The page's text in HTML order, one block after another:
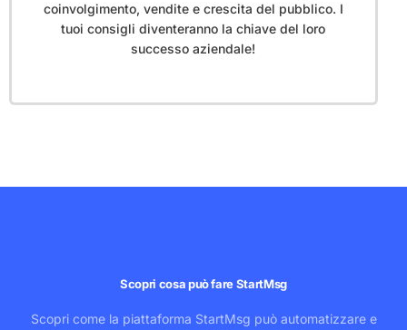
coinvolgimento, vendite e crescita del pubblico. I
tuoi consigli diventeranno la chiave del loro
successo aziendale!
Scopri cosa può fare StartMsg
Scopri come la piattaforma StartMsg può automatizzare e